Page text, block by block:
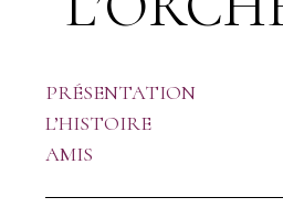
PRÉSENTATION
L’HISTOIRE
AMIS